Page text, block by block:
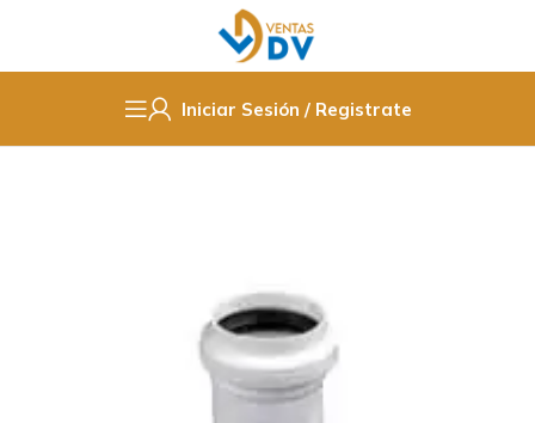
Iniciar Sesión / Registrate
Fittings PPR / Cobre / PVC Pvc Sanitario